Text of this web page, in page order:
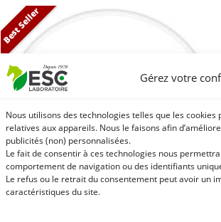
Gérez votre
Nous utilisons des technologies telles que les
relatives aux appareils. Nous le faisons afin
publicités (non) personnalisées.
Le fait de consentir à ces technologies nous
comportement de navigation ou des identifiants
Le refus ou le retrait du consentement peut avoir un
caractéristiques du site.
Best Seller